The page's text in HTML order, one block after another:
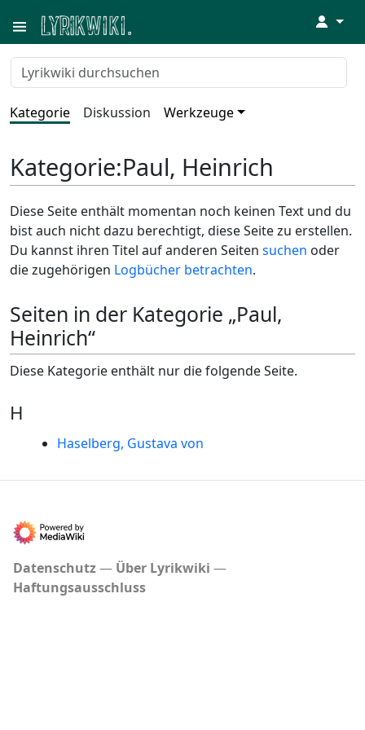
↓
Kategorie Diskussion Werkzeuge
Kategorie:Paul, Heinrich
Diese Seite enthält momentan noch keinen Text und du
bist auch nicht dazu berechtigt, diese Seite zu erstellen.
Du kannst ihren Titel auf anderen Seiten suchen oder
die zugehörigen Logbücher betrachten.
Seiten in der Kategorie „Paul,
Heinrich“
Diese Kategorie enthält nur die folgende Seite.
H
Haselberg, Gustava von
Datenschutz
Über Lyrikwiki
Haftungsausschluss